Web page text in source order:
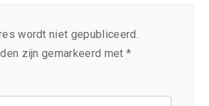
wordt niet gepubliceerd.
zijn gemarkeerd met *